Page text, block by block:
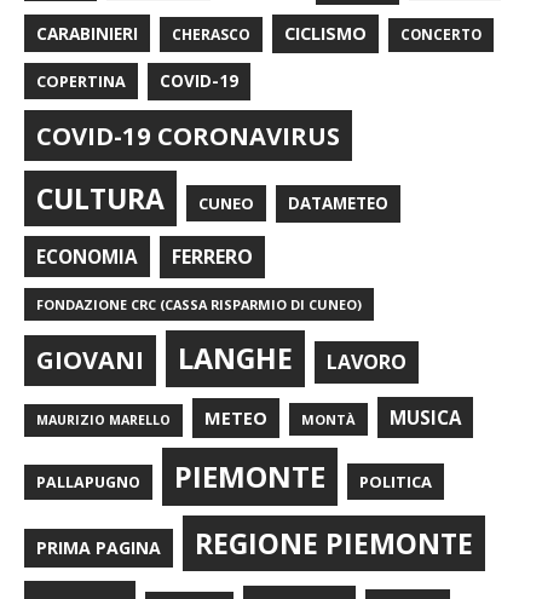
CARABINIERI CHERASCO CICLISMO CONCERTO
COPERTINA COVID-19
COVID-19 CORONAVIRUS
CULTURA CUNEO DATAMETEO
ECONOMIA FERRERO
FONDAZIONE CRC (CASSA RISPARMIO DI CUNEO)
GIOVANI LANGHE LAVORO
MAURIZIO MARELLO METEO MONTÀ MUSICA
PALLAPUGNO PIEMONTE POLITICA
PRIMA PAGINA REGIONE PIEMONTE